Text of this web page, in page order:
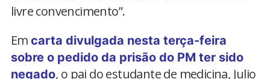
livre convencimento”.
Emcarta divulgada nesta terça-feira
sobre o pedido da prisão do PM ter sido
negado, o pai do estudante de medicina, Julio